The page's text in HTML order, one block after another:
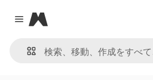
Close menu
Magnific